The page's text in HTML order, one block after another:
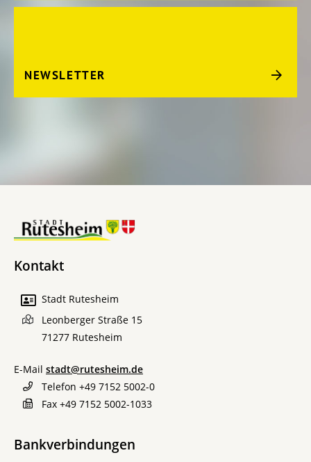
NEWSLETTER
Kontakt
Stadt Rutesheim
Leonberger Straße 15
71277 Rutesheim
E-Mail stadt@rutesheim.de
Telefon +49 7152 5002-0
Fax +49 7152 5002-1033
Bankverbindungen